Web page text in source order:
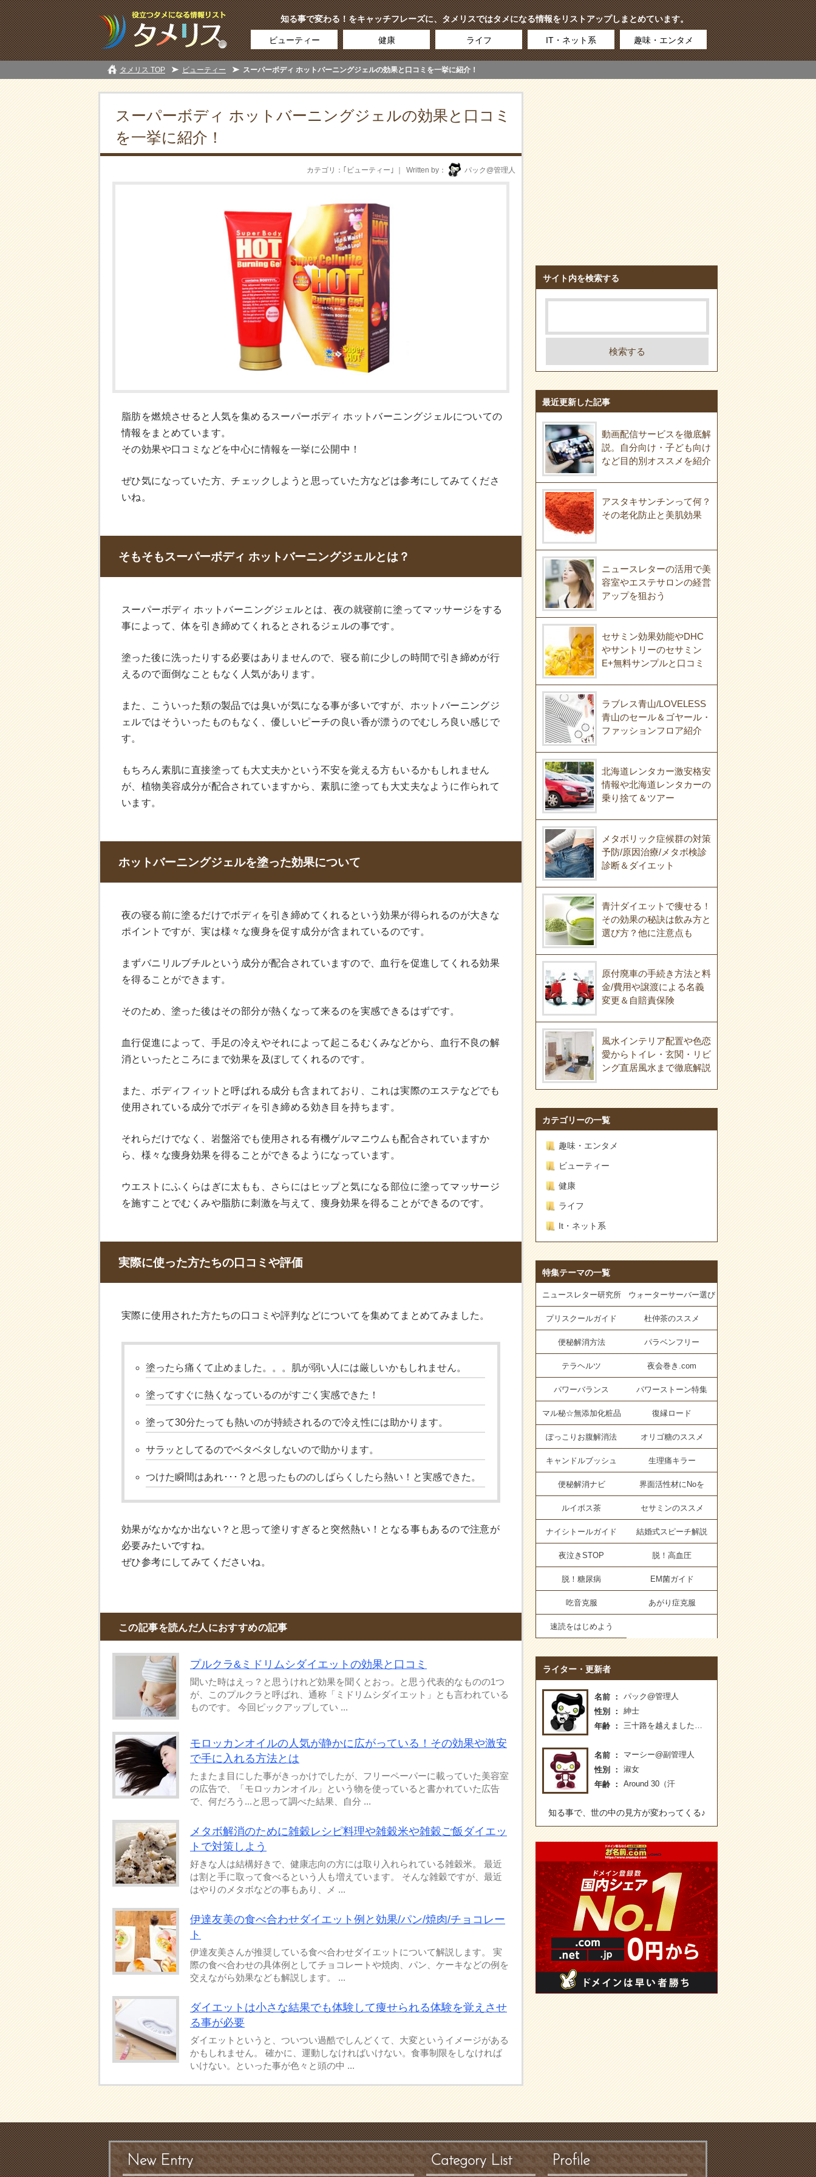
知る事で変わる！をキャッチフレーズに、タメリスではタメになる情報をリストアップしまとめています。
ビューティー 健康 ライフ IT・ネット系 趣味・エンタメ
タメリス TOP ビューティー スーパーボディ ホットバーニングジェルの効果と口コミを一挙に紹介！
スーパーボディ ホットバーニングジェルの効果と口コミ
を一挙に紹介！
Written by パック@管理人
カテゴリ ｢ ビューティー ｣
脂肪を燃焼させると人気を集めるスーパーボディ ホットバーニングジェルについての
情報をまとめています。
その効果や口コミなどを中心に情報を一挙に公開中！
ぜひ気になっていた方、チェックしようと思っていた方などは参考にしてみてくださ
いね。
そもそもスーパーボディ ホットバーニングジェルとは？
スーパーボディ ホットバーニングジェルとは、夜の就寝前に塗ってマッサージをする
事によって、体を引き締めてくれるとされるジェルの事です。
塗った後に洗ったりする必要はありませんので、寝る前に少しの時間で引き締めが行
えるので面倒なこともなく人気があります。
また、こういった類の製品では臭いが気になる事が多いですが、ホットバーニングジ
ェルではそういったものもなく、優しいピーチの良い香が漂うのでむしろ良い感じで
す。
もちろん素肌に直接塗っても大丈夫かという不安を覚える方もいるかもしれません
が、植物美容成分が配合されていますから、素肌に塗っても大丈夫なように作られて
います。
ホットバーニングジェルを塗った効果について
夜の寝る前に塗るだけでボディを引き締めてくれるという効果が得られるのが大きな
ポイントですが、実は様々な痩身を促す成分が含まれているのです。
まずバニリルブチルという成分が配合されていますので、血行を促進してくれる効果
を得ることができます。
そのため、塗った後はその部分が熱くなって来るのを実感できるはずです。
血行促進によって、手足の冷えやそれによって起こるむくみなどから、血行不良の解
消といったところにまで効果を及ぼしてくれるのです。
また、ボディフィットと呼ばれる成分も含まれており、これは実際のエステなどでも
使用されている成分でボディを引き締める効き目を持ちます。
それらだけでなく、岩盤浴でも使用される有機ゲルマニウムも配合されていますか
ら、様々な痩身効果を得ることができるようになっています。
ウエストにふくらはぎに太もも、さらにはヒップと気になる部位に塗ってマッサージ
を施すことでむくみや脂肪に刺激を与えて、痩身効果を得ることができるのです。
実際に使った方たちの口コミや評価
実際に使用された方たちの口コミや評判などについてを集めてまとめてみました。
塗ったら痛くて止めました。。。肌が弱い人には厳しいかもしれません。
塗ってすぐに熱くなっているのがすごく実感できた！
塗って30分たっても熱いのが持続されるので冷え性には助かります。
サラッとしてるのでベタベタしないので助かります。
つけた瞬間はあれ･･･？と思ったもののしばらくしたら熱い！と実感できた。
効果がなかなか出ない？と思って塗りすぎると突然熱い！となる事もあるので注意が
必要みたいですね。
ぜひ参考にしてみてくださいね。
この記事を読んだ人におすすめの記事
プルクラ&ミドリムシダイエットの効果と口コミ
聞いた時はえっ？と思うけれど効果を聞くとおっ。と思う代表的なものの1つ
が、このプルクラと呼ばれ、通称「ミドリムシダイエット」とも言われている
ものです。 今回ピックアップしてい ...
モロッカンオイルの人気が静かに広がっている！その効果や激安
で手に入れる方法とは
たまたま目にした事がきっかけでしたが、フリーペーパーに載っていた美容室
の広告で、「モロッカンオイル」という物を使っていると書かれていた広告
で、何だろう...と思って調べた結果、自分 ...
メタボ解消のために雑穀レシピ料理や雑穀米や雑穀ご飯ダイエッ
トで対策しよう
好きな人は結構好きで、健康志向の方には取り入れられている雑穀米。 最近
は割と手に取って食べるという人も増えています。 そんな雑穀ですが、最近
はやりのメタボなどの事もあり、メ ...
伊達友美の食べ合わせダイエット例と効果/パン/焼肉/チョコレー
ト
伊達友美さんが推奨している食べ合わせダイエットについて解説します。 実
際の食べ合わせの具体例としてチョコレートや焼肉、パン、ケーキなどの例を
交えながら効果なども解説します。 ...
ダイエットは小さな結果でも体験して痩せられる体験を覚えさせ
る事が必要
ダイエットというと、ついつい過酷でしんどくて、大変というイメージがある
かもしれません。 確かに、運動しなければいけない。食事制限をしなければ
いけない。といった事が色々と頭の中 ...
サイト内を検索する
最近更新した記事
動画配信サービスを徹底解
説。自分向け・子ども向け
など目的別オススメを紹介
アスタキサンチンって何？
その老化防止と美肌効果
ニュースレターの活用で美
容室やエステサロンの経営
アップを狙おう
セサミン効果効能やDHC
やサントリーのセサミン
E+無料サンプルと口コミ
ラブレス青山/LOVELESS
青山のセール＆ゴヤール・
ファッションフロア紹介
北海道レンタカー激安格安
情報や北海道レンタカーの
乗り捨て＆ツアー
メタボリック症候群の対策
予防/原因治療/メタボ検診
診断＆ダイエット
青汁ダイエットで痩せる！
その効果の秘訣は飲み方と
選び方？他に注意点も
原付廃車の手続き方法と料
金/費用や譲渡による名義
変更＆自賠責保険
風水インテリア配置や色恋
愛からトイレ・玄関・リビ
ング直居風水まで徹底解説
カテゴリーの一覧
趣味・エンタメ
ビューティー
健康
ライフ
It・ネット系
特集テーマの一覧
ニュースレター研究所 ウォーターサーバー選び
プリスクールガイド 杜仲茶のススメ
便秘解消方法 パラベンフリー
テラヘルツ 夜会巻き.com
パワーバランス パワーストーン特集
マル秘☆無添加化粧品 復縁ロード
ぽっこりお腹解消法 オリゴ糖のススメ
キャンドルブッシュ 生理痛キラー
便秘解消ナビ 界面活性材にNoを
ルイボス茶 セサミンのススメ
ナイシトールガイド 結婚式スピーチ解説
夜泣きSTOP 脱！高血圧
脱！糖尿病 EM菌ガイド
吃音克服 あがり症克服
速読をはじめよう
ライター・更新者
名前
パック@管理人
性別
紳士
年齢
三十路を越えました…
名前
マーシー@副管理人
性別
淑女
年齢
Around 30（汗
知る事で、世の中の見方が変わってくる♪
New Entry Category List Profile